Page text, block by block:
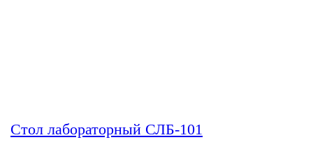
Стол лабораторный СЛБ-101